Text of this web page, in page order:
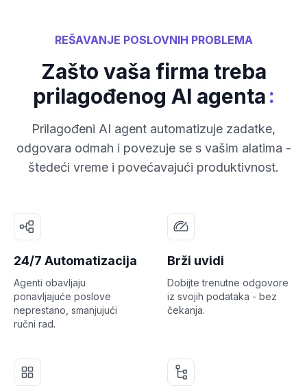
REŠAVANJE POSLOVNIH PROBLEMA
Zašto vaša firma treba
prilagođenog AI agenta:
Prilagođeni AI agent automatizuje zadatke,
odgovara odmah i povezuje se s vašim alatima -
štedeći vreme i povećavajući produktivnost.
24/7 Automatizacija
Agenti obavljaju
ponavljajuće poslove
neprestano, smanjujući
ručni rad.
Brži uvidi
Dobijte trenutne odgovore
iz svojih podataka - bez
čekanja.